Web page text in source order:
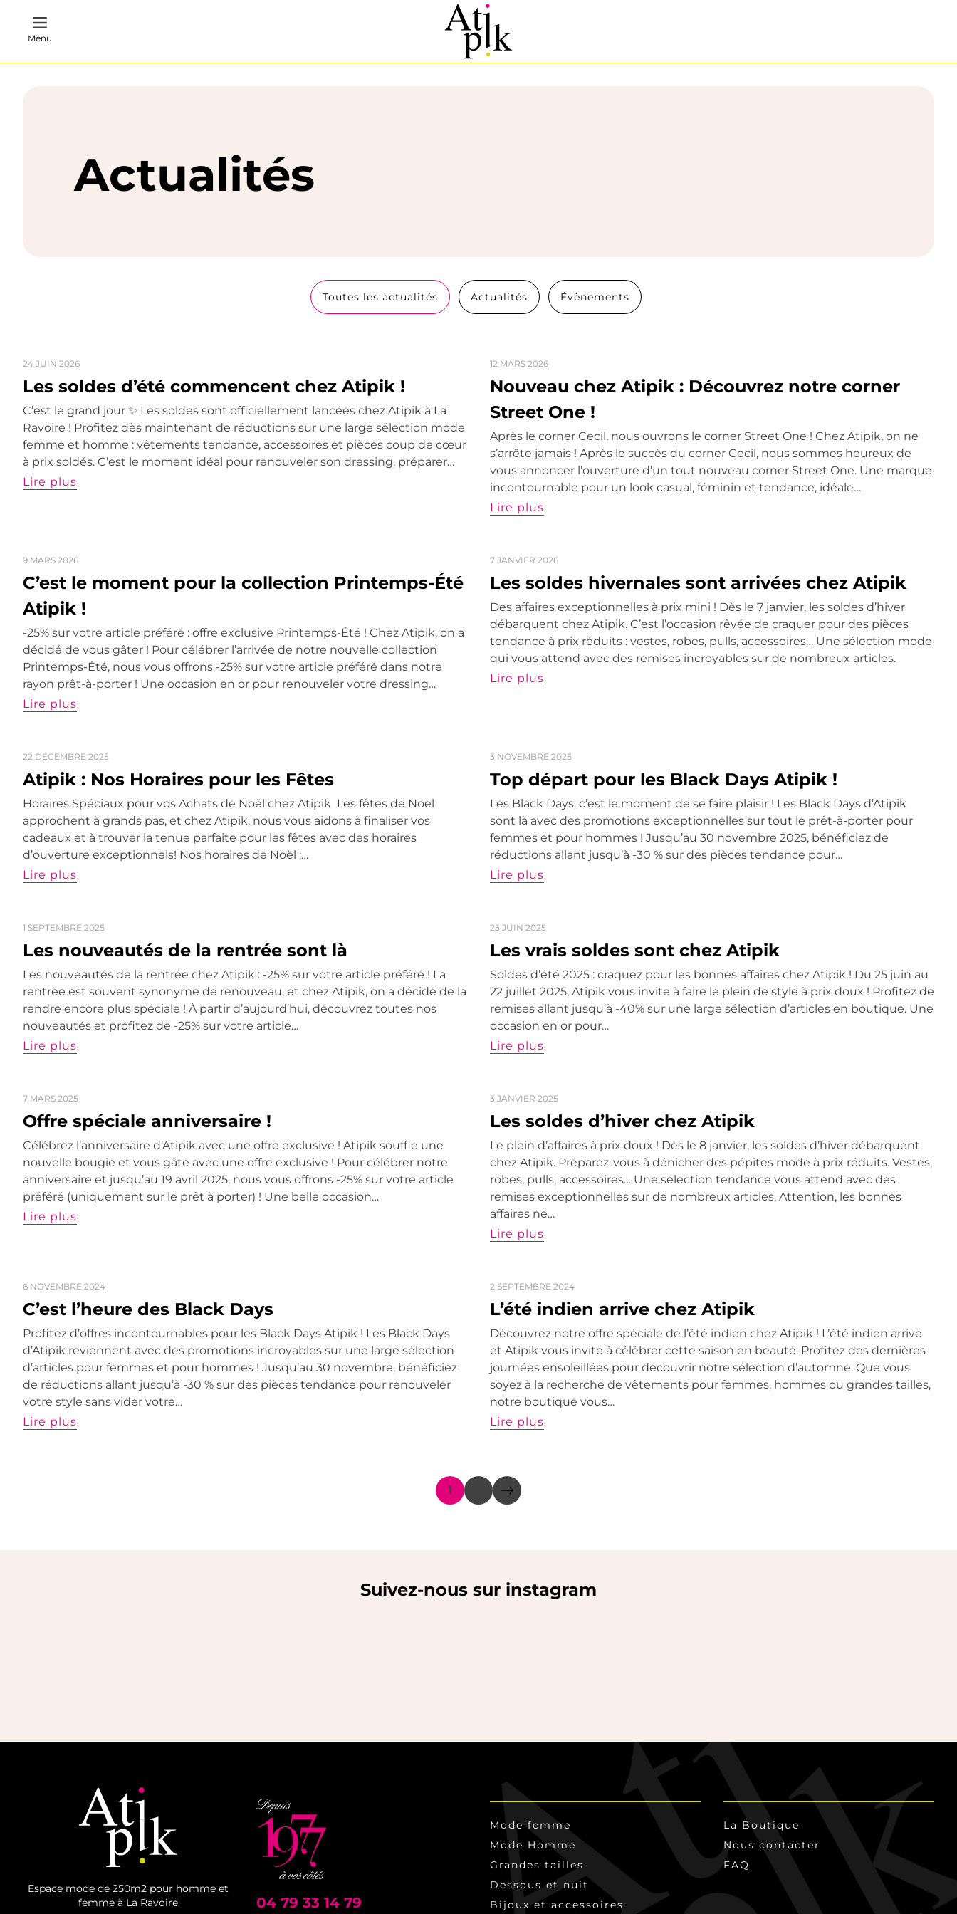
Menu
Actualités
Toutes les actualités Actualités Évènements
24 JUIN 2026
Les soldes d’été commencent chez Atipik !
C’est le grand jour ✨ Les soldes sont officiellement lancées chez Atipik à La
Ravoire ! Profitez dès maintenant de réductions sur une large sélection mode
femme et homme : vêtements tendance, accessoires et pièces coup de cœur
à prix soldés. C’est le moment idéal pour renouveler son dressing, préparer…
Lire plus
12 MARS 2026
Nouveau chez Atipik : Découvrez notre corner
Street One !
Après le corner Cecil, nous ouvrons le corner Street One ! Chez Atipik, on ne
s’arrête jamais ! Après le succès du corner Cecil, nous sommes heureux de
vous annoncer l’ouverture d’un tout nouveau corner Street One. Une marque
incontournable pour un look casual, féminin et tendance, idéale…
Lire plus
9 MARS 2026
C’est le moment pour la collection Printemps-Été
Atipik !
-25% sur votre article préféré : offre exclusive Printemps-Été ! Chez Atipik, on a
décidé de vous gâter ! Pour célébrer l’arrivée de notre nouvelle collection
Printemps-Été, nous vous offrons -25% sur votre article préféré dans notre
rayon prêt-à-porter ! Une occasion en or pour renouveler votre dressing…
Lire plus
7 JANVIER 2026
Les soldes hivernales sont arrivées chez Atipik
Des affaires exceptionnelles à prix mini ! Dès le 7 janvier, les soldes d’hiver
débarquent chez Atipik. C’est l’occasion rêvée de craquer pour des pièces
tendance à prix réduits : vestes, robes, pulls, accessoires… Une sélection mode
qui vous attend avec des remises incroyables sur de nombreux articles.
Lire plus
22 DÉCEMBRE 2025
Atipik : Nos Horaires pour les Fêtes
Horaires Spéciaux pour vos Achats de Noël chez Atipik Les fêtes de Noël
approchent à grands pas, et chez Atipik, nous vous aidons à finaliser vos
cadeaux et à trouver la tenue parfaite pour les fêtes avec des horaires
d’ouverture exceptionnels! Nos horaires de Noël :…
Lire plus
3 NOVEMBRE 2025
Top départ pour les Black Days Atipik !
Les Black Days, c’est le moment de se faire plaisir ! Les Black Days d’Atipik
sont là avec des promotions exceptionnelles sur tout le prêt-à-porter pour
femmes et pour hommes ! Jusqu’au 30 novembre 2025, bénéficiez de
réductions allant jusqu’à -30 % sur des pièces tendance pour…
Lire plus
1 SEPTEMBRE 2025
Les nouveautés de la rentrée sont là
Les nouveautés de la rentrée chez Atipik : -25% sur votre article préféré ! La
rentrée est souvent synonyme de renouveau, et chez Atipik, on a décidé de la
rendre encore plus spéciale ! À partir d’aujourd’hui, découvrez toutes nos
nouveautés et profitez de -25% sur votre article…
Lire plus
25 JUIN 2025
Les vrais soldes sont chez Atipik
Soldes d’été 2025 : craquez pour les bonnes affaires chez Atipik ! Du 25 juin au
22 juillet 2025, Atipik vous invite à faire le plein de style à prix doux ! Profitez de
remises allant jusqu’à -40% sur une large sélection d’articles en boutique. Une
occasion en or pour…
Lire plus
7 MARS 2025
Offre spéciale anniversaire !
Célébrez l’anniversaire d’Atipik avec une offre exclusive ! Atipik souffle une
nouvelle bougie et vous gâte avec une offre exclusive ! Pour célébrer notre
anniversaire et jusqu’au 19 avril 2025, nous vous offrons -25% sur votre article
préféré (uniquement sur le prêt à porter) ! Une belle occasion…
Lire plus
3 JANVIER 2025
Les soldes d’hiver chez Atipik
Le plein d’affaires à prix doux ! Dès le 8 janvier, les soldes d’hiver débarquent
chez Atipik. Préparez-vous à dénicher des pépites mode à prix réduits. Vestes,
robes, pulls, accessoires… Une sélection tendance vous attend avec des
remises exceptionnelles sur de nombreux articles. Attention, les bonnes
affaires ne…
Lire plus
6 NOVEMBRE 2024
C’est l’heure des Black Days
Profitez d’offres incontournables pour les Black Days Atipik ! Les Black Days
d’Atipik reviennent avec des promotions incroyables sur une large sélection
d’articles pour femmes et pour hommes ! Jusqu’au 30 novembre, bénéficiez
de réductions allant jusqu’à -30 % sur des pièces tendance pour renouveler
votre style sans vider votre…
Lire plus
2 SEPTEMBRE 2024
L’été indien arrive chez Atipik
Découvrez notre offre spéciale de l’été indien chez Atipik ! L’été indien arrive
et Atipik vous invite à célébrer cette saison en beauté. Profitez des dernières
journées ensoleillées pour découvrir notre sélection d’automne. Que vous
soyez à la recherche de vêtements pour femmes, hommes ou grandes tailles,
notre boutique vous…
Lire plus
1
Suivez-nous sur instagram
Espace mode de 250m2 pour homme et
femme à La Ravoire
04 79 33 14 79
Mode femme
Mode Homme
Grandes tailles
Dessous et nuit
Bijoux et accessoires
La Boutique
Nous contacter
FAQ